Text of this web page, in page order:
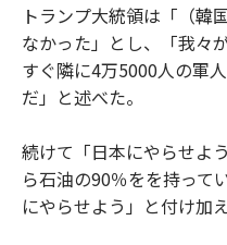
トランプ大統領は「（韓
なかった」とし、「我々
すぐ隣に4万5000人の軍
だ」と述べた。
続けて「日本にやらせよ
ら石油の90％をを持って
にやらせよう」と付け加え